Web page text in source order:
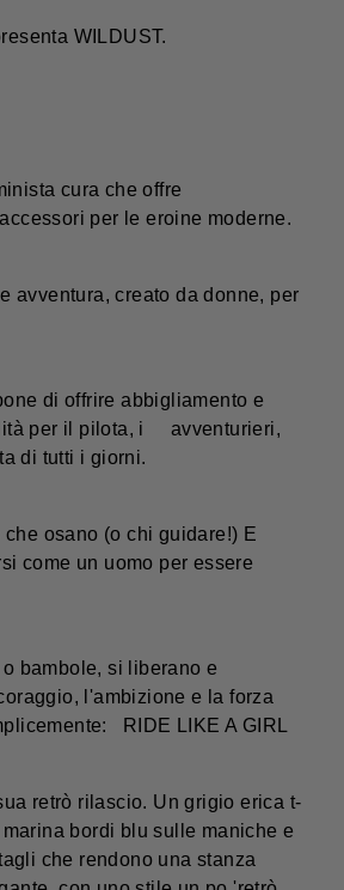
WILDUST.
cura che offre
per le eroine moderne.
avventura, creato da donne, per
di offrire abbigliamento e
per il pilota, i avventurieri,
di tutti i giorni.
che osano (o chi guidare!) E
come un uomo per essere
bambole, si liberano e
l'ambizione e la forza
RIDE LIKE A GIRL
retrò rilascio. Un grigio erica t-
bordi blu sulle maniche e
che rendono una stanza